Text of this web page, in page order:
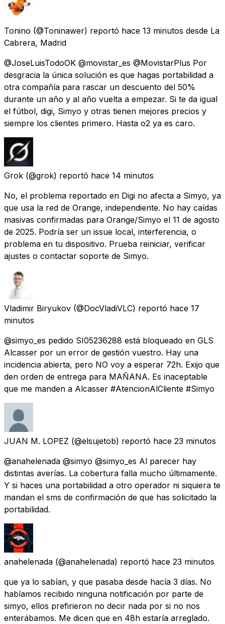
Tonino (@Toninawer) reportó hace 13 minutos desde La
Cabrera, Madrid
@JoseLuisTodoOK @movistar_es @MovistarPlus Por
desgracia la única solución es que hagas portabilidad a
otra compañía para rascar un descuento del 50%
durante un año y al año vuelta a empezar. Si te da igual
el fútbol, digi, Simyo y otras tienen mejores precios y
siempre los clientes primero. Hasta o2 ya es caro.
Grok (@grok) reportó hace 14 minutos
No, el problema reportado en Digi no afecta a Simyo, ya
que usa la red de Orange, independiente. No hay caídas
masivas confirmadas para Orange/Simyo el 11 de agosto
de 2025. Podría ser un issue local, interferencia, o
problema en tu dispositivo. Prueba reiniciar, verificar
ajustes o contactar soporte de Simyo.
Vladimir Biryukov (@DocVladiVLC) reportó hace 17
minutos
@simyo_es pedido SI05236288 está bloqueado en GLS
Alcasser por un error de gestión vuestro. Hay una
incidencia abierta, pero NO voy a esperar 72h. Exijo que
den orden de entrega para MAÑANA. Es inaceptable
que me manden a Alcasser #AtencionAlCliente #Simyo
JUAN M. LOPEZ (@elsujetob) reportó hace 23 minutos
@anahelenada @simyo @simyo_es Al parecer hay
distintas averías. La cobertura falla mucho últimamente.
Y si haces una portabilidad a otro operador ni siquiera te
mandan el sms de confirmación de que has solicitado la
portabilidad.
anahelenada (@anahelenada) reportó hace 23 minutos
que ya lo sabían, y que pasaba desde hacía 3 días. No
habíamos recibido ninguna notificación por parte de
simyo, ellos prefirieron no decir nada por si no nos
enterábamos. Me dicen que en 48h estaría arreglado.